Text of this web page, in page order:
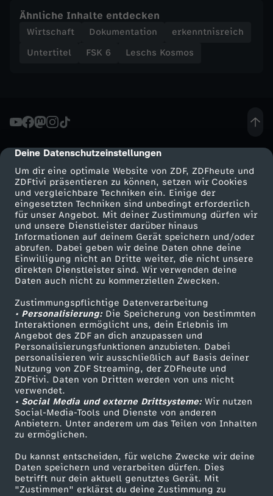
cmp-dialog-description
Deine Datenschutzeinstellungen
Um dir eine optimale Website von ZDF, ZDFheute und
ZDFtivi präsentieren zu können, setzen wir Cookies
und vergleichbare Techniken ein. Einige der
eingesetzten Techniken sind unbedingt erforderlich
für unser Angebot. Mit deiner Zustimmung dürfen wir
und unsere Dienstleister darüber hinaus
Informationen auf deinem Gerät speichern und/oder
abrufen. Dabei geben wir deine Daten ohne deine
Einwilligung nicht an Dritte weiter, die nicht unsere
direkten Dienstleister sind. Wir verwenden deine
Daten auch nicht zu kommerziellen Zwecken.
Zustimmungspflichtige Datenverarbeitung
• Personalisierung:Die Speicherung von bestimmten
Interaktionen ermöglicht uns, dein Erlebnis im
Angebot des ZDF an dich anzupassen und
Personalisierungsfunktionen anzubieten. Dabei
personalisieren wir ausschließlich auf Basis deiner
Nutzung von ZDF Streaming, der ZDFheute und
ZDFtivi. Daten von Dritten werden von uns nicht
verwendet.
• Social Media und externe Drittsysteme:Wir nutzen
Social-Media-Tools und Dienste von anderen
Anbietern. Unter anderem um das Teilen von Inhalten
zu ermöglichen.
Du kannst entscheiden, für welche Zwecke wir deine
Daten speichern und verarbeiten dürfen. Dies
betrifft nur dein aktuell genutztes Gerät. Mit
"Zustimmen" erklärst du deine Zustimmung zu
C
o
R
e
v
o
l
u
t
i
o
n
o
d
e
Ähnliche Inhalte entdecken
Wirtschaft Dokumentation
erkenntnisreich
Untertitel
FSK 6 Leschs Kosmos
Mehr ZDF
ZDF-Apps
Smart TV
ZDFtext
Livestreams
Sendungen A-Z
TV-Programm
Service
ZDFmitreden
Kontakt zum ZDF
Tickets
Zuschauerservice
Hilfe
ZDF Unternehmen
Karriere
ZDF goes Schule
Werbefernsehen